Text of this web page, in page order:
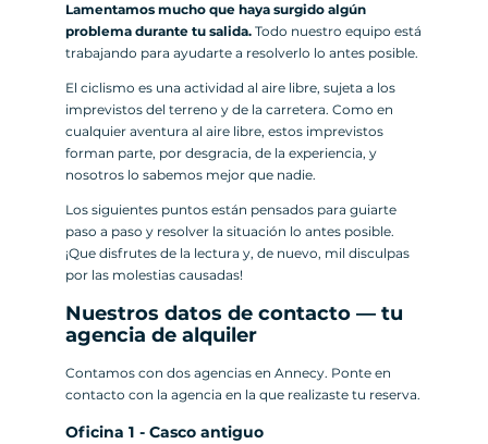
Lamentamos mucho que haya surgido algún
problema durante tu salida. Todo nuestro equipo está
trabajando para ayudarte a resolverlo lo antes posible.
El ciclismo es una actividad al aire libre, sujeta a los
imprevistos del terreno y de la carretera. Como en
cualquier aventura al aire libre, estos imprevistos
forman parte, por desgracia, de la experiencia, y
nosotros lo sabemos mejor que nadie.
Los siguientes puntos están pensados para guiarte
paso a paso y resolver la situación lo antes posible.
¡Que disfrutes de la lectura y, de nuevo, mil disculpas
por las molestias causadas!
Nuestros datos de contacto — tu
agencia de alquiler
Contamos con dos agencias en Annecy. Ponte en
contacto con la agencia en la que realizaste tu reserva.
Oficina 1 - Casco antiguo